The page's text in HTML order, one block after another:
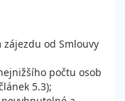
od Smlouvy
počtu osob
5.3);